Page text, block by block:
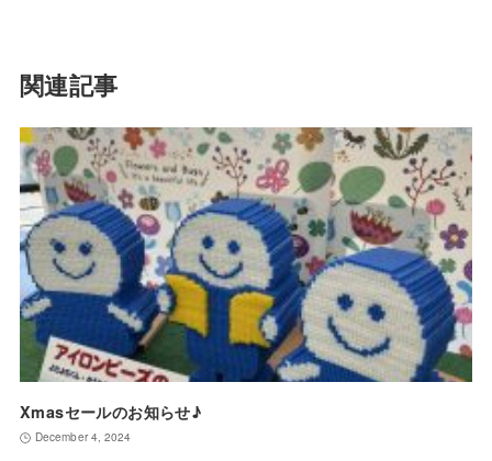
関連記事
Xmasセールのお知らせ♪
December 4, 2024